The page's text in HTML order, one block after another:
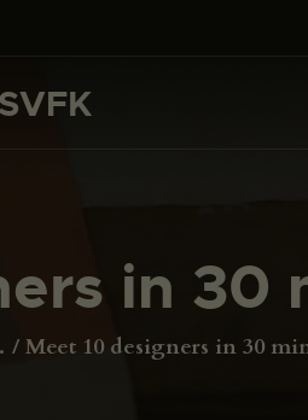
SVFK
in 30
Meet 10 designers in 30
SVFK